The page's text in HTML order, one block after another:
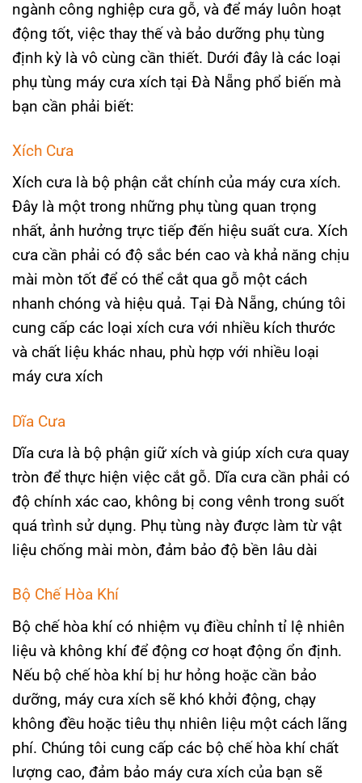
ngành công nghiệp cưa gỗ, và để máy luôn hoạt
động tốt, việc thay thế và bảo dưỡng phụ tùng
định kỳ là vô cùng cần thiết. Dưới đây là các loại
phụ tùng máy cưa xích tại Đà Nẵng phổ biến mà
bạn cần phải biết:
Xích Cưa
Xích cưa là bộ phận cắt chính của máy cưa xích.
Đây là một trong những phụ tùng quan trọng
nhất, ảnh hưởng trực tiếp đến hiệu suất cưa. Xích
cưa cần phải có độ sắc bén cao và khả năng chịu
mài mòn tốt để có thể cắt qua gỗ một cách
nhanh chóng và hiệu quả. Tại Đà Nẵng, chúng tôi
cung cấp các loại xích cưa với nhiều kích thước
và chất liệu khác nhau, phù hợp với nhiều loại
máy cưa xích​
Dĩa Cưa
Dĩa cưa là bộ phận giữ xích và giúp xích cưa quay
tròn để thực hiện việc cắt gỗ. Dĩa cưa cần phải có
độ chính xác cao, không bị cong vênh trong suốt
quá trình sử dụng. Phụ tùng này được làm từ vật
liệu chống mài mòn, đảm bảo độ bền lâu dài​
Bộ Chế Hòa Khí
Bộ chế hòa khí có nhiệm vụ điều chỉnh tỉ lệ nhiên
liệu và không khí để động cơ hoạt động ổn định.
Nếu bộ chế hòa khí bị hư hỏng hoặc cần bảo
dưỡng, máy cưa xích sẽ khó khởi động, chạy
không đều hoặc tiêu thụ nhiên liệu một cách lãng
phí. Chúng tôi cung cấp các bộ chế hòa khí chất
lượng cao, đảm bảo máy cưa xích của bạn sẽ